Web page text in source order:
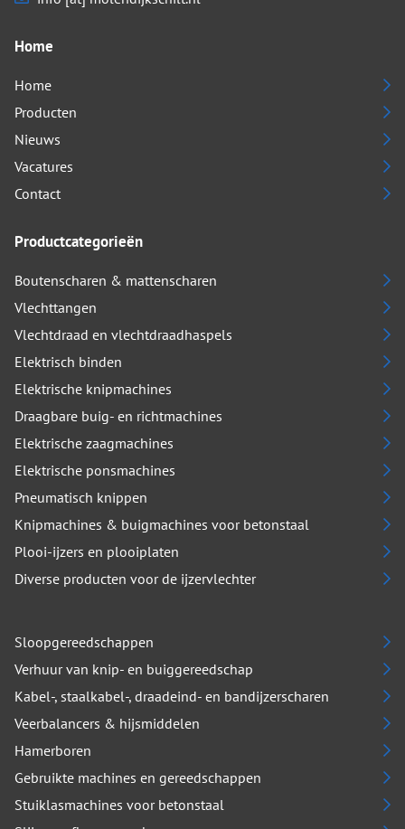
Home
Home
Producten
Nieuws
Vacatures
Contact
Productcategorieën
Boutenscharen & mattenscharen
Vlechttangen
Vlechtdraad en vlechtdraadhaspels
Elektrisch binden
Elektrische knipmachines
Draagbare buig- en richtmachines
Elektrische zaagmachines
Elektrische ponsmachines
Pneumatisch knippen
Knipmachines & buigmachines voor betonstaal
Plooi-ijzers en plooiplaten
Diverse producten voor de ijzervlechter
Sloopgereedschappen
Verhuur van knip- en buiggereedschap
Kabel-, staalkabel-, draadeind- en bandijzerscharen
Veerbalancers & hijsmiddelen
Hamerboren
Gebruikte machines en gereedschappen
Stuiklasmachines voor betonstaal